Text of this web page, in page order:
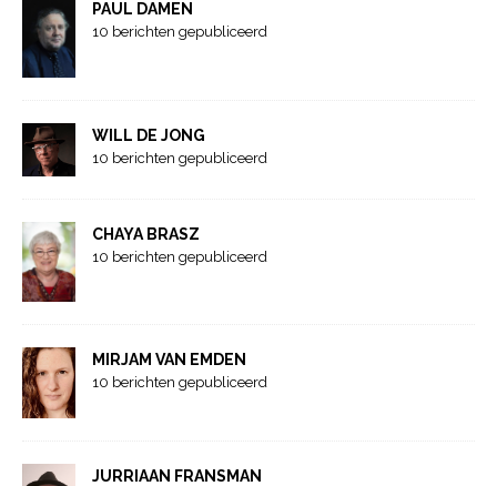
PAUL DAMEN
10 berichten gepubliceerd
WILL DE JONG
10 berichten gepubliceerd
CHAYA BRASZ
10 berichten gepubliceerd
MIRJAM VAN EMDEN
10 berichten gepubliceerd
JURRIAAN FRANSMAN